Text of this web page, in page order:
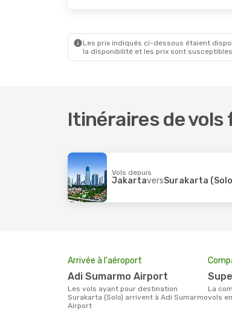
Les prix indiqués ci-dessous étaient
la disponibilité et les prix sont
Itinéraires de
Vols depuis
JakartaversSurakarta
Arrivée à l'aéroport
Adi Sumarmo Airport
Les vols ayant pour destination
Surakarta (Solo) arrivent à Adi Sumarmo
Airport
La compagnie aérienne effectuant des
vols